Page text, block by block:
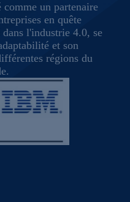
un partenaire
en quête
l'industrie 4.0, se
et son
régions du